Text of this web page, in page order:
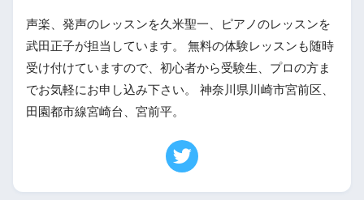
声楽、発声のレッスンを久米聖一、ピアノのレッスンを
武田正子が担当しています。 無料の体験レッスンも随時
受け付けていますので、初心者から受験生、プロの方ま
でお気軽にお申し込み下さい。 神奈川県川崎市宮前区、
田園都市線宮崎台、宮前平。